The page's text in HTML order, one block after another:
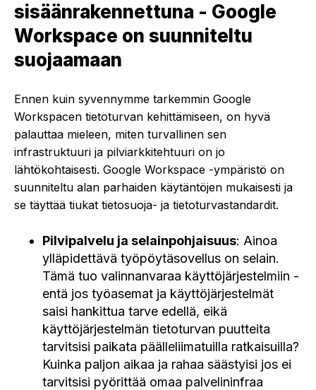
sisäänrakennettuna - Google
Workspace on suunniteltu
suojaamaan
Ennen kuin syvennymme tarkemmin Google
Workspacen tietoturvan kehittämiseen, on hyvä
palauttaa mieleen, miten turvallinen sen
infrastruktuuri ja pilviarkkitehtuuri on jo
lähtökohtaisesti. Google Workspace -ympäristö on
suunniteltu alan parhaiden käytäntöjen mukaisesti ja
se täyttää tiukat tietosuoja- ja tietoturvastandardit.
Pilvipalvelu ja selainpohjaisuus: Ainoa
ylläpidettävä työpöytäsovellus on selain.
Tämä tuo valinnanvaraa käyttöjärjestelmiin -
entä jos työasemat ja käyttöjärjestelmät
saisi hankittua tarve edellä, eikä
käyttöjärjestelmän tietoturvan puutteita
tarvitsisi paikata päälleliimatuilla ratkaisuilla?
Kuinka paljon aikaa ja rahaa säästyisi jos ei
tarvitsisi pyörittää omaa palvelininfraa